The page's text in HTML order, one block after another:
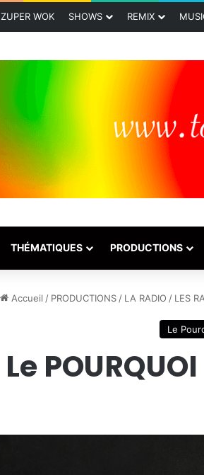
ZUPER WOK SHOWS REMIX
THÉMATIQUES PRODUCTIONS
Accueil / PRODUCTIONS / LA RADIO / LES
Le
Le